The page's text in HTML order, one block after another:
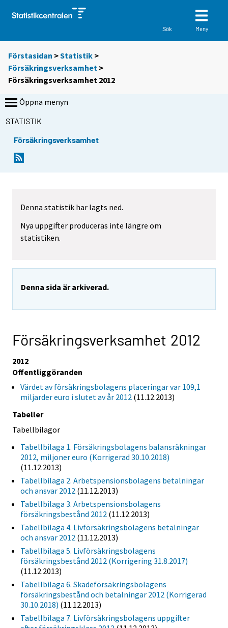
Sök Meny
Förstasidan >Statistik >
Försäkringsverksamhet >
Försäkringsverksamhet 2012
Öppna menyn
STATISTIK
Försäkringsverksamhet
Denna statistik har lagts ned.
Nya uppgifter produceras inte längre om
statistiken.
Denna sida är arkiverad.
Försäkringsverksamhet 2012
2012
Offentliggöranden
Värdet av försäkringsbolagens placeringar var 109,1
miljarder euro i slutet av år 2012 (11.12.2013)
Tabeller
Tabellbilagor
Tabellbilaga 1. Försäkringsbolagens balansräkningar
2012, miljoner euro (Korrigerad 30.10.2018)
(11.12.2013)
Tabellbilaga 2. Arbetspensionsbolagens betalningar
och ansvar 2012 (11.12.2013)
Tabellbilaga 3. Arbetspensionsbolagens
försäkringsbestånd 2012 (11.12.2013)
Tabellbilaga 4. Livförsäkringsbolagens betalningar
och ansvar 2012 (11.12.2013)
Tabellbilaga 5. Livförsäkringsbolagens
försäkringsbestånd 2012 (Korrigering 31.8.2017)
(11.12.2013)
Tabellbilaga 6. Skadeförsäkringsbolagens
försäkringsbestånd och betalningar 2012 (Korrigerad
30.10.2018) (11.12.2013)
Tabellbilaga 7. Livförsäkringsbolagens uppgifter